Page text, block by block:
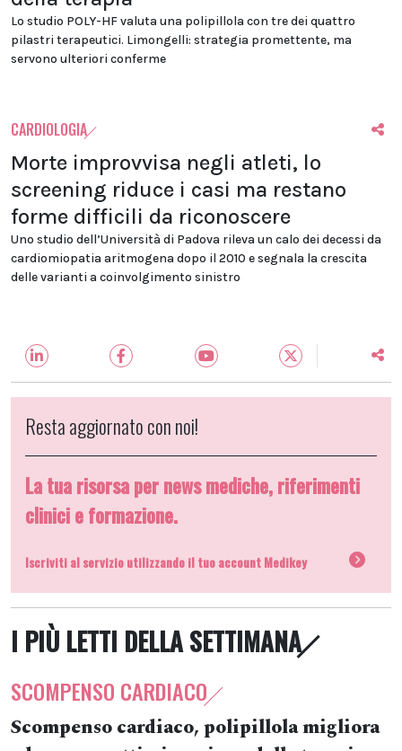
Lo studio POLY-HF valuta una polipillola con tre dei quattro
pilastri terapeutici. Limongelli: strategia promettente, ma
servono ulteriori conferme
CARDIOLOGIA
Morte improvvisa negli atleti, lo
screening riduce i casi ma restano
forme difficili da riconoscere
Uno studio dell’Università di Padova rileva un calo dei decessi da
cardiomiopatia aritmogena dopo il 2010 e segnala la crescita
delle varianti a coinvolgimento sinistro
Resta aggiornato con noi!
La tua risorsa per news mediche, riferimenti
clinici e formazione.
Iscriviti al servizio utilizzando il tuo account Medikey
I PIÙ LETTI DELLA SETTIMANA
SCOMPENSO CARDIACO
Scompenso cardiaco, polipillola migliora